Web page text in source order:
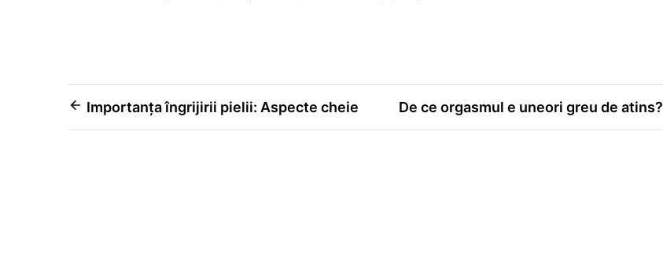
Navigare
în
Importanța îngrijirii pielii: Aspecte cheie De ce orgasmul e uneori greu de atins?